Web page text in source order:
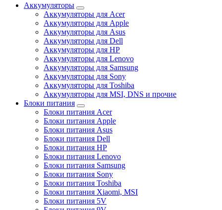
Аккумуляторы
Аккумуляторы для Acer
Аккумуляторы для Apple
Аккумуляторы для Asus
Аккумуляторы для Dell
Аккумуляторы для HP
Аккумуляторы для Lenovo
Аккумуляторы для Samsung
Аккумуляторы для Sony
Аккумуляторы для Toshiba
Аккумуляторы для MSI, DNS и прочие
Блоки питания
Блоки питания Acer
Блоки питания Apple
Блоки питания Asus
Блоки питания Dell
Блоки питания HP
Блоки питания Lenovo
Блоки питания Samsung
Блоки питания Sony
Блоки питания Toshiba
Блоки питания Xiaomi, MSI
Блоки питания 5V